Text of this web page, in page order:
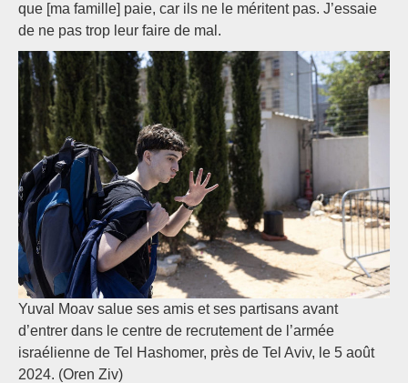
que [ma famille] paie, car ils ne le méritent pas. J’essaie
de ne pas trop leur faire de mal.
Yuval Moav salue ses amis et ses partisans avant
d’entrer dans le centre de recrutement de l’armée
israélienne de Tel Hashomer, près de Tel Aviv, le 5 août
2024. (Oren Ziv)